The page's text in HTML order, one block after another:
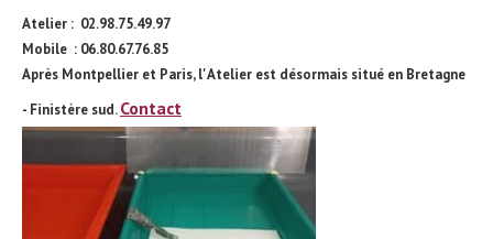
Atelier : 02.98.75.49.97
Mobile : 06.80.67.76.85
Après Montpellier et Paris, l' Atelier est désormais situé en Bretagne
- Finistère sud.Contact